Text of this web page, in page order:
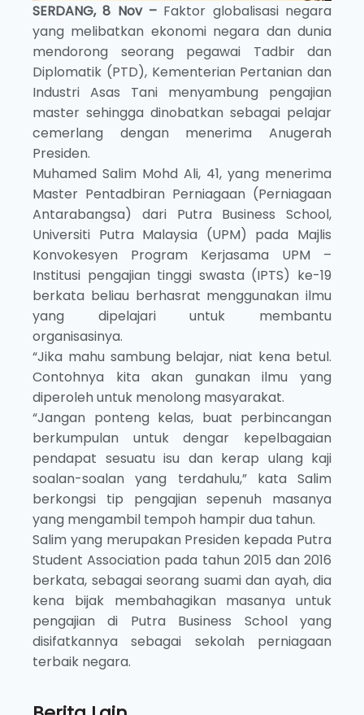
SERDANG, 8 Nov – Faktor globalisasi negara
yang melibatkan ekonomi negara dan dunia
mendorong seorang pegawai Tadbir dan
Diplomatik (PTD), Kementerian Pertanian dan
Industri Asas Tani menyambung pengajian
master sehingga dinobatkan sebagai pelajar
cemerlang dengan menerima Anugerah
Presiden.
Muhamed Salim Mohd Ali, 41, yang menerima
Master Pentadbiran Perniagaan (Perniagaan
Antarabangsa) dari Putra Business School,
Universiti Putra Malaysia (UPM) pada Majlis
Konvokesyen Program Kerjasama UPM –
Institusi pengajian tinggi swasta (IPTS) ke-19
berkata beliau berhasrat menggunakan ilmu
yang dipelajari untuk membantu
organisasinya.
“Jika mahu sambung belajar, niat kena betul.
Contohnya kita akan gunakan ilmu yang
diperoleh untuk menolong masyarakat.
“Jangan ponteng kelas, buat perbincangan
berkumpulan untuk dengar kepelbagaian
pendapat sesuatu isu dan kerap ulang kaji
soalan-soalan yang terdahulu,” kata Salim
berkongsi tip pengajian sepenuh masanya
yang mengambil tempoh hampir dua tahun.
Salim yang merupakan Presiden kepada Putra
Student Association pada tahun 2015 dan 2016
berkata, sebagai seorang suami dan ayah, dia
kena bijak membahagikan masanya untuk
pengajian di Putra Business School yang
disifatkannya sebagai sekolah perniagaan
terbaik negara.